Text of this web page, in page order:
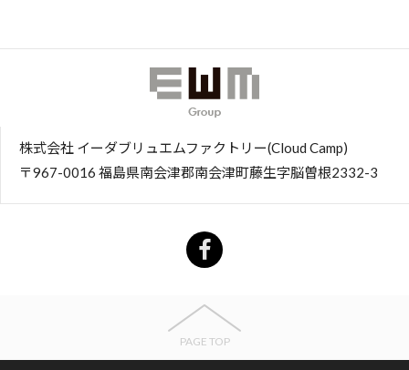
株式会社 イーダブリュエムファクトリー(Cloud Camp)
〒967-0016 福島県南会津郡南会津町藤生字脳曽根2332-3
PAGE TOP